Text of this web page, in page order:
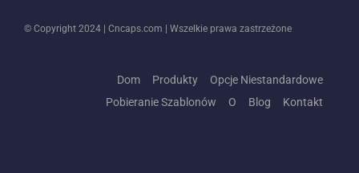
© Copyright 2024 | Cncaps.com | Wszelkie prawa zastrzeżone
Dom Produkty
Opcje Niestandardowe
Pobieranie Szablonów
O Blog Kontakt